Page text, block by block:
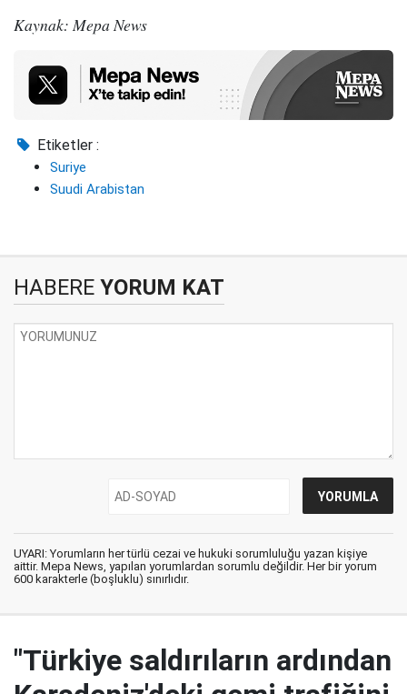
Kaynak: Mepa News
Etiketler :
Suriye
Suudi Arabistan
HABERE YORUM KAT
UYARI: Yorumların her türlü cezai ve hukuki sorumluluğu yazan kişiye
aittir. Mepa News, yapılan yorumlardan sorumlu değildir. Her bir yorum
600 karakterle (boşluklu) sınırlıdır.
"Türkiye saldırıların ardından